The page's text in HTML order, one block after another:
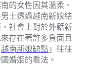
的女性因其溫柔、
士透過越南新娘結
社會上對於外籍新
存在著許多負面且
越南新娘缺點 」往往
婚姻的看法。